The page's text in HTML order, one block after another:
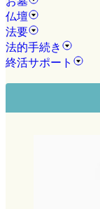
仏壇
法要
法的手続き
終活サポート